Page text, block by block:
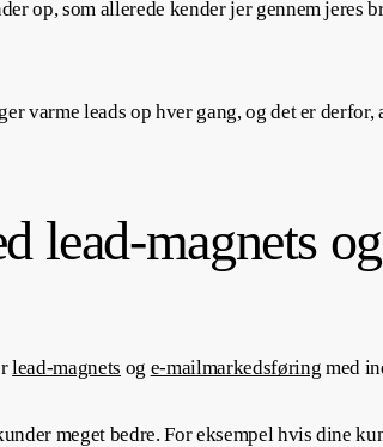
op, som allerede kender jer gennem jeres
varme leads op hver gang, og det er derfor,
lead-magnets
lead-magnets og e-mailmarkedsføring med
meget bedre. For eksempel hvis dine